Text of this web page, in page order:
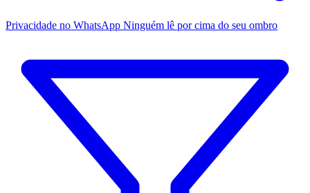
Privacidade no WhatsApp Ninguém lê por cima do seu ombro